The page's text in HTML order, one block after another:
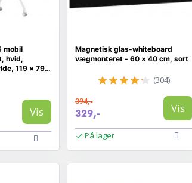
mobil
hvid,
119 × 79
Vis
Magnetisk glas-whiteboard
vægmonteret - 60 × 40 cm, sort
(304)
394,-
329,- Vis
På lager